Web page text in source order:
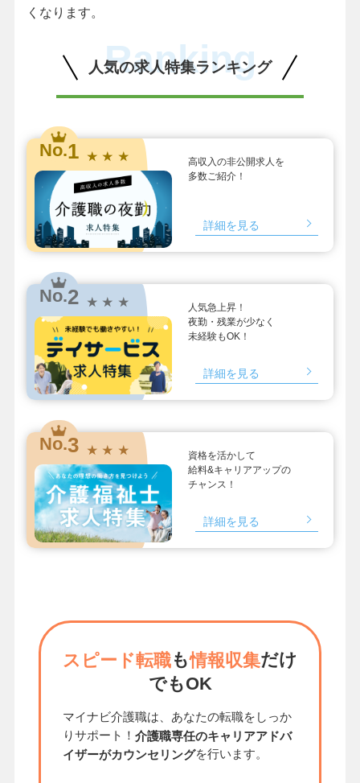
くなります。
人気の求人特集ランキング
Ranking
No.1 ★ ★ ★
高収入の非公開求人を
多数ご紹介！
詳細を見る
No.2 ★ ★ ★
人気急上昇！
夜勤・残業が少なく
未経験もOK！
詳細を見る
No.3 ★ ★ ★
資格を活かして
給料&キャリアアップの
チャンス！
詳細を見る
スピード転職も情報収集だけ
でもOK
マイナビ介護職は、あなたの転職をしっか
りサポート！ 介護職専任のキャリアアドバ
イザーがカウンセリングを行います。